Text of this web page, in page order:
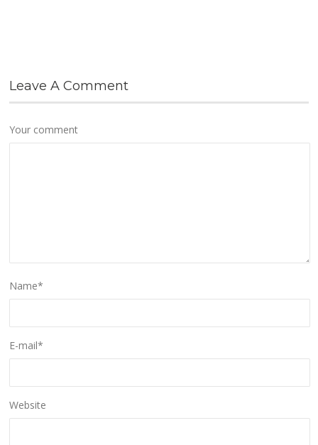
Leave A Comment
Your comment
Name*
E-mail*
Website